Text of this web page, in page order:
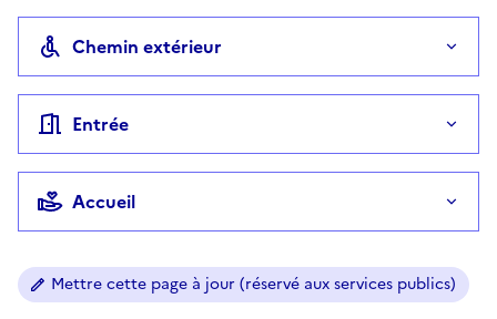
Chemin extérieur
Entrée
Accueil
Mettre cette page à jour (réservé aux services publics)